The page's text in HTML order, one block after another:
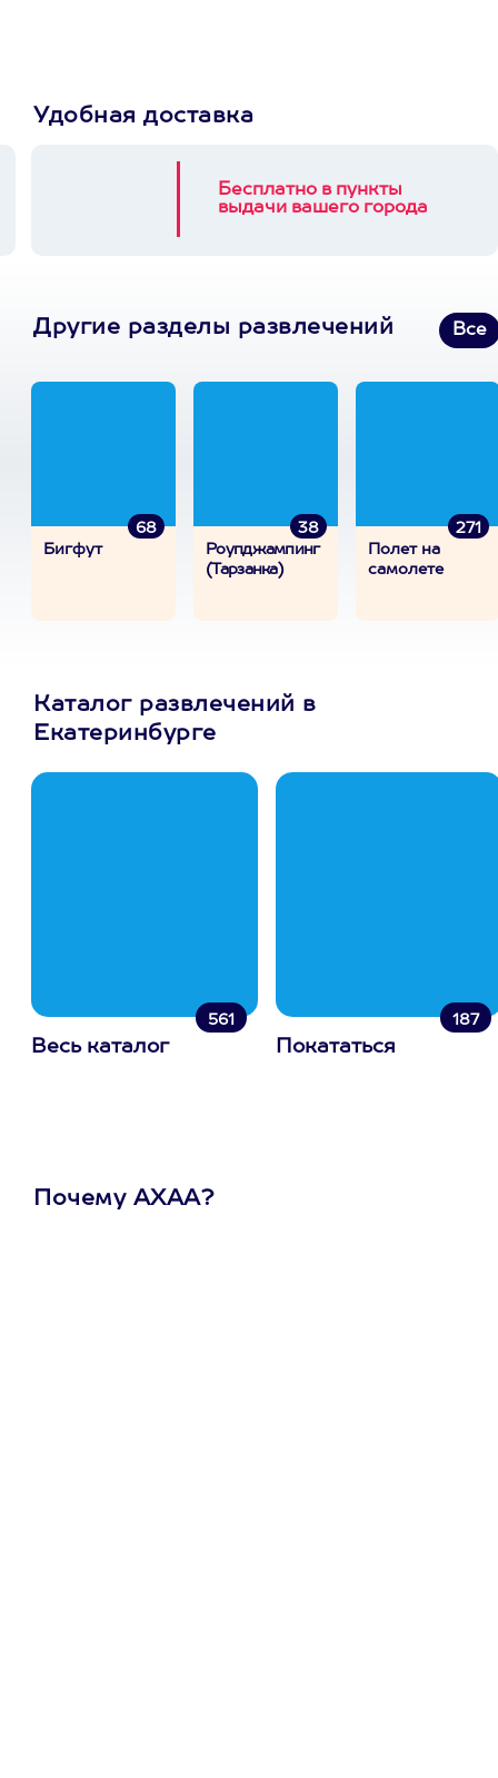
Удобная доставка
Бесплатно в пункты
выдачи вашего города
Другие разделы развлечений Все
68
Бигфут
38
Роупджампинг
(Тарзанка)
271
Полет на
самолете
Каталог развлечений в
Екатеринбурге
561
Весь каталог
187
Покататься
Почему АХАА?